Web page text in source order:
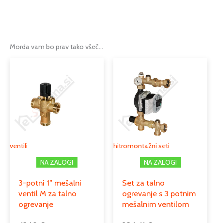
inštalacijski material
Podkategorija2 hitromontažni seti
Podkategorija3 mešalni hitromontažni seti
Morda vam bo prav tako všeč…
ventili
NA ZALOGI
3-potni 1″ mešalni
ventil M za talno
ogrevanje
hitromontažni seti
NA ZALOGI
Set za talno
ogrevanje s 3 potnim
mešalnim ventilom